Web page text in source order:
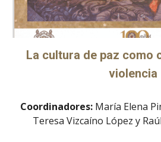
La cultura de paz como
violencia
Coordinadores: María Elena
Teresa Vizcaíno López y